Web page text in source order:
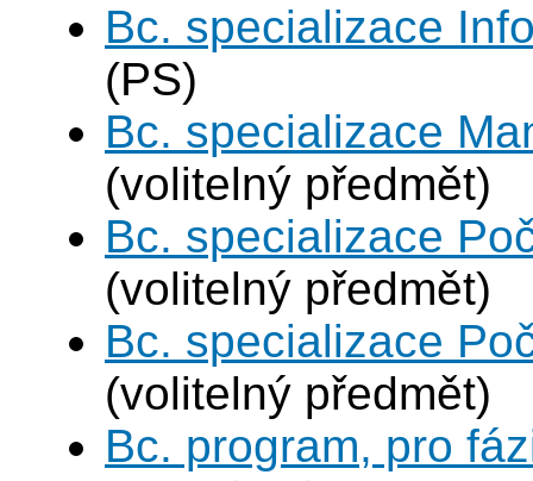
Bc. specializace
(PS)
Bc. specializace
(volitelný předmět)
Bc. specializace
(volitelný předmět)
Bc. specializace
(volitelný předmět)
Bc. program, pro